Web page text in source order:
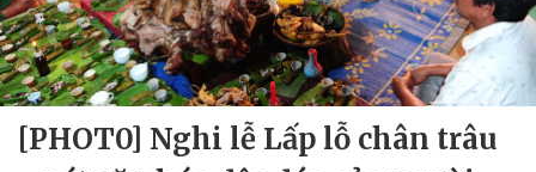
[PHOT0] Nghi lễ Lấp lỗ chân trâu